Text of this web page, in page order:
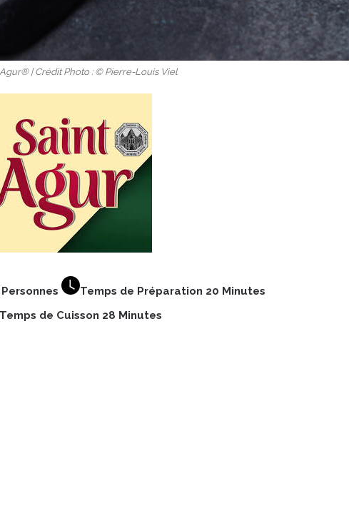
| Crédit Photo : © Pierre-Louis Viel
Temps de Préparation 20 Minutes
Temps de Cuisson 28 Minutes